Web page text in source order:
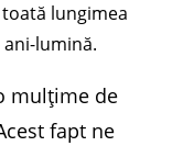
lungimea
lumină.
mulțime de
fapt ne